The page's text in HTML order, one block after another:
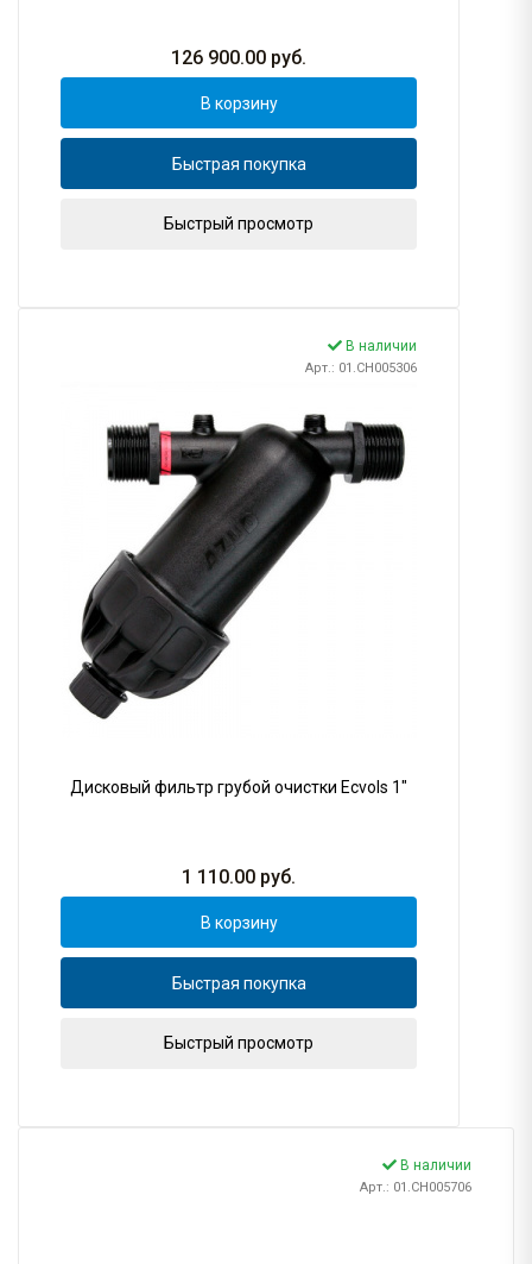
126 900.00 руб.
В корзину
Быстрая покупка
Быстрый просмотр
В наличии
Арт.: 01.CH005306
Дисковый фильтр грубой очистки Ecvols 1"
1 110.00 руб.
В корзину
Быстрая покупка
Быстрый просмотр
В наличии
Арт.: 01.CH005706